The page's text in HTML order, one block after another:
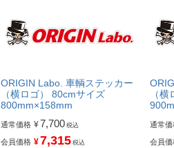
ORIGIN Labo. 車輌ステッカー
（横ロゴ） 80cmサイズ
800mm×158mm
通常価格 ¥7,700 税込
会員価格 ¥7,315 税込
（
通常価
会員価